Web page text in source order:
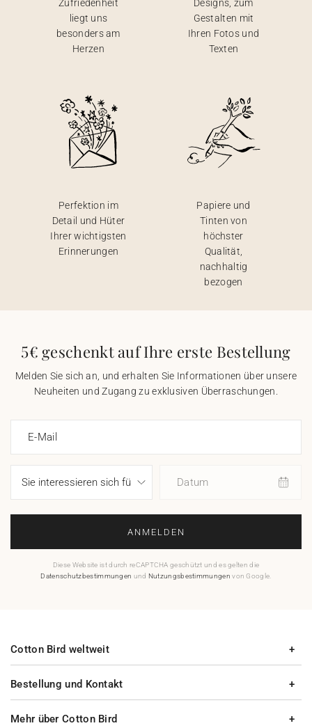
Zufriedenheit
liegt uns
besonders am
Herzen
Designs, zum
Gestalten mit
Ihren Fotos und
Texten
Perfektion im
Detail und Hüter
Ihrer wichtigsten
Erinnerungen
Papiere und
Tinten von
höchster
Qualität,
nachhaltig
bezogen
5€ geschenkt auf Ihre erste Bestellung
Melden Sie sich an, und erhalten Sie Informationen über unsere
Neuheiten und Zugang zu exklusiven Überraschungen.
E-Mail
Datum
ANMELDEN
Diese Website ist durch reCAPTCHA geschützt und es gelten die
Datenschutzbestimmungen und Nutzungsbestimmungen von Google.
Bestellung und Kontakt
Mehr über Cotton Bird
Cotton Bird weltweit